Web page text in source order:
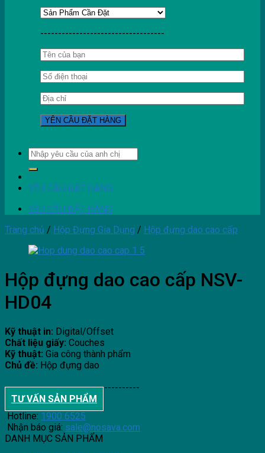
-----------------------------------
Tìm
kiếm:
YÊU CẦU ĐẶT HÀNG
YÊU CẦU ĐẶT HÀNG
Trang chủ / Hộp Đựng Gia Dụng / Hộp đựng dao cao cấp
Hộp đựng dao cao cấp NSV-
HD04
Kỹ thuật in: Digital/Offset
Chất liệu giấy: Couches
Kỹ thuật: Gia công thành phẩm
Chủ đề: Hộp đựng dao
--------------------------------------
TƯ VẤN SẢN PHẨM
Hotline: 1900 6525
Nhận báo giá: sale@nosava.com
DANH MỤC SẢN PHẨM